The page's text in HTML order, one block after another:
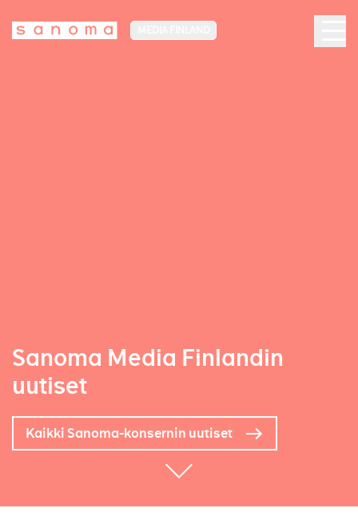
Sanoma Media Finlandin
uutiset
Kaikki Sanoma-konsernin uutiset